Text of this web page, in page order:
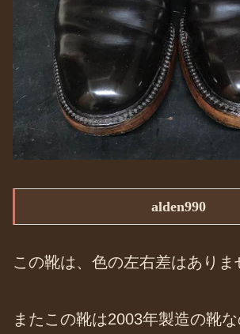
alden990
この靴は、色の左右差はありま
またこの靴は2003年製造の靴